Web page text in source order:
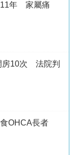
11年 家屬痛
房10次 法院判
OHCA長者